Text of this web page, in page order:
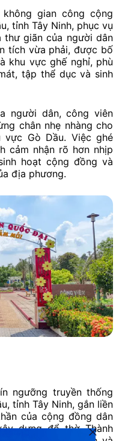
gian công cộng
tỉnh Tây Ninh, phục vụ
thư giãn của người dân
tích vừa phải, được bố
khu vực ghế nghỉ, phù
tập thể dục và sinh
người dân, công viên
chân nhẹ nhàng cho
Gò Dầu. Việc ghé
cảm nhận rõ hơn nhịp
hoạt cộng đồng và
địa phương.
ngưỡng truyền thống
tỉnh Tây Ninh, gắn liền
của cộng đồng dân
dựng để thờ Thành